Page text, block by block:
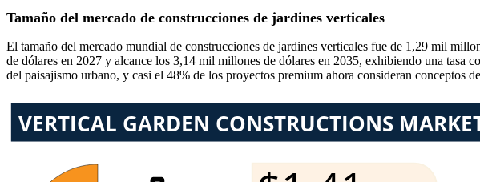
Tamaño del mercado de construcciones de jardines verticales
El tamaño del mercado mundial de construcciones de jardines verticales fue de 1,29 mil
de dólares en 2027 y alcance los 3,14 mil millones de dólares en 2035, exhibiendo una tasa
del paisajismo urbano, y casi el 48% de los proyectos premium ahora consideran conceptos